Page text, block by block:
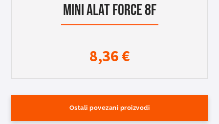
MINI ALAT FORCE 8F
8,36€
Ostali povezani proizvodi